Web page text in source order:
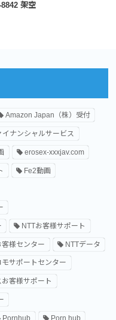
架空
Amazon Japan（株）受付
イナンシャルサービス
erosex-xxxjav.com
Fe2動画
NTTお客様サポート
客様センター NTTデータ
モサポートセンター
客様サポート
Pornhub Porn hub